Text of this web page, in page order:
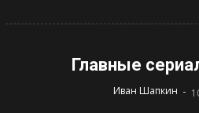
Главные
Иван Шапкин -